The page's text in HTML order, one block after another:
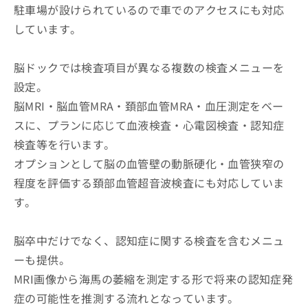
駐車場が設けられているので車でのアクセスにも対応
しています。
脳ドックでは検査項目が異なる複数の検査メニューを
設定。
脳MRI・脳血管MRA・頚部血管MRA・血圧測定をベー
スに、プランに応じて血液検査・心電図検査・認知症
検査等を行います。
オプションとして脳の血管壁の動脈硬化・血管狭窄の
程度を評価する頚部血管超音波検査にも対応していま
す。
脳卒中だけでなく、認知症に関する検査を含むメニュ
ーも提供。
MRI画像から海馬の萎縮を測定する形で将来の認知症発
症の可能性を推測する流れとなっています。